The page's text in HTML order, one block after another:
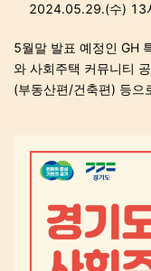
2024.05.29.(수) 13
5월말 발표 예정인 GH
와 사회주택 커뮤니티
(부동산편/건축편) 등으